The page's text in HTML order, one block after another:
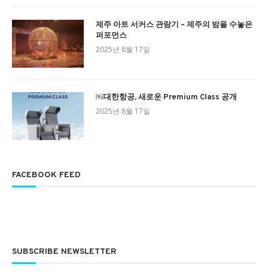
제주 아트 서커스 관람기 – 제주의 밤을 수놓은
퍼포먼스
2025년 8월 17일
￼대한항공, 새로운 Premium Class 공개
2025년 8월 17일
FACEBOOK FEED
SUBSCRIBE NEWSLETTER